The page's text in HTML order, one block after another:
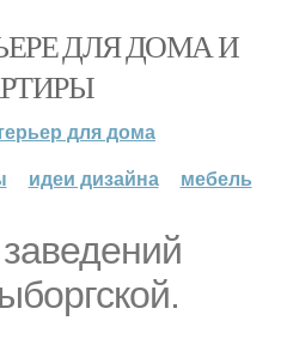
ДЛЯ ДОМА И
для дома
идеи дизайна мебель